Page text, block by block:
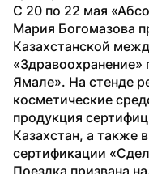
С 20 по 22 мая
Мария Богомазова
Казахстанской
Ямале». На стенде
косметические
продукция
Казахстан, а также
сертификации
Поездка призвана